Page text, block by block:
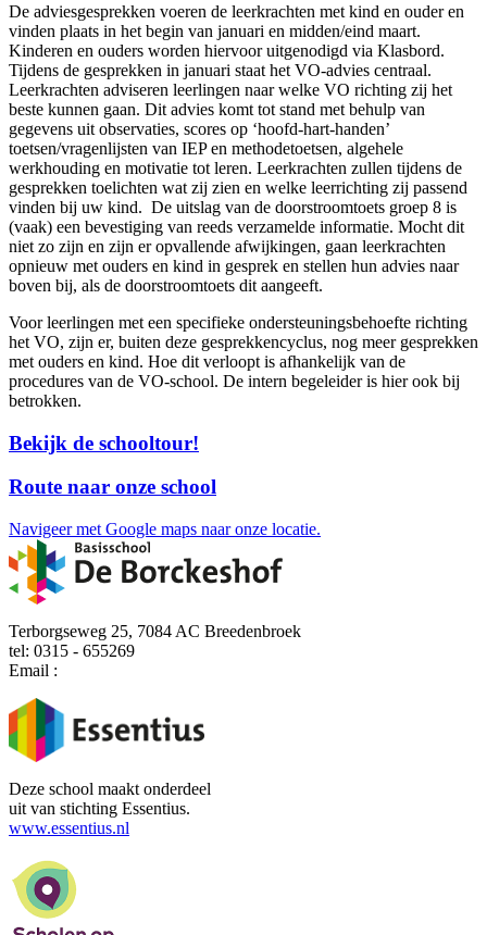
De adviesgesprekken voeren de leerkrachten met kind en ouder en
vinden plaats in het begin van januari en midden/eind maart.
Kinderen en ouders worden hiervoor uitgenodigd via Klasbord.
Tijdens de gesprekken in januari staat het VO-advies centraal.
Leerkrachten adviseren leerlingen naar welke VO richting zij het
beste kunnen gaan. Dit advies komt tot stand met behulp van
gegevens uit observaties, scores op ‘hoofd-hart-handen’
toetsen/vragenlijsten van IEP en methodetoetsen, algehele
werkhouding en motivatie tot leren. Leerkrachten zullen tijdens de
gesprekken toelichten wat zij zien en welke leerrichting zij passend
vinden bij uw kind. De uitslag van de doorstroomtoets groep 8 is
(vaak) een bevestiging van reeds verzamelde informatie. Mocht dit
niet zo zijn en zijn er opvallende afwijkingen, gaan leerkrachten
opnieuw met ouders en kind in gesprek en stellen hun advies naar
boven bij, als de doorstroomtoets dit aangeeft.
Voor leerlingen met een specifieke ondersteuningsbehoefte richting
het VO, zijn er, buiten deze gesprekkencyclus, nog meer gesprekken
met ouders en kind. Hoe dit verloopt is afhankelijk van de
procedures van de VO-school. De intern begeleider is hier ook bij
betrokken.
Bekijk de schooltour!
Route naar onze school
Navigeer met Google maps naar onze locatie.
Terborgseweg 25, 7084 AC Breedenbroek
tel: 0315 - 655269
Email :
Deze school maakt onderdeel
uit van stichting Essentius.
www.essentius.nl